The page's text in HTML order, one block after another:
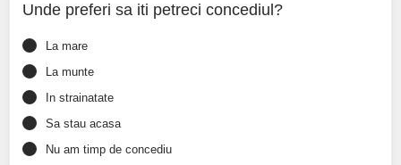
Unde preferi sa iti petreci concediul?
La mare
La munte
In strainatate
Sa stau acasa
Nu am timp de concediu